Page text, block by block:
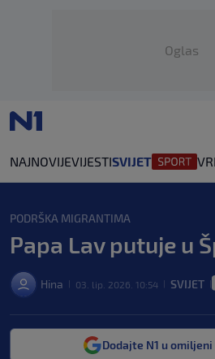
Oglas
NAJNOVIJEVIJESTISVIJET
PODRŠKA MIGRANTIMA
Papa Lav putuje u
Hina 03. lip. 2026. 10:54 SVIJET
Dodajte N1 u